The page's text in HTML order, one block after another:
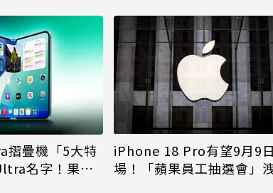
疊機「5大特
名字！果粉
iPhone 18 Pro有望9月9
場！「蘋果員工抽選會」